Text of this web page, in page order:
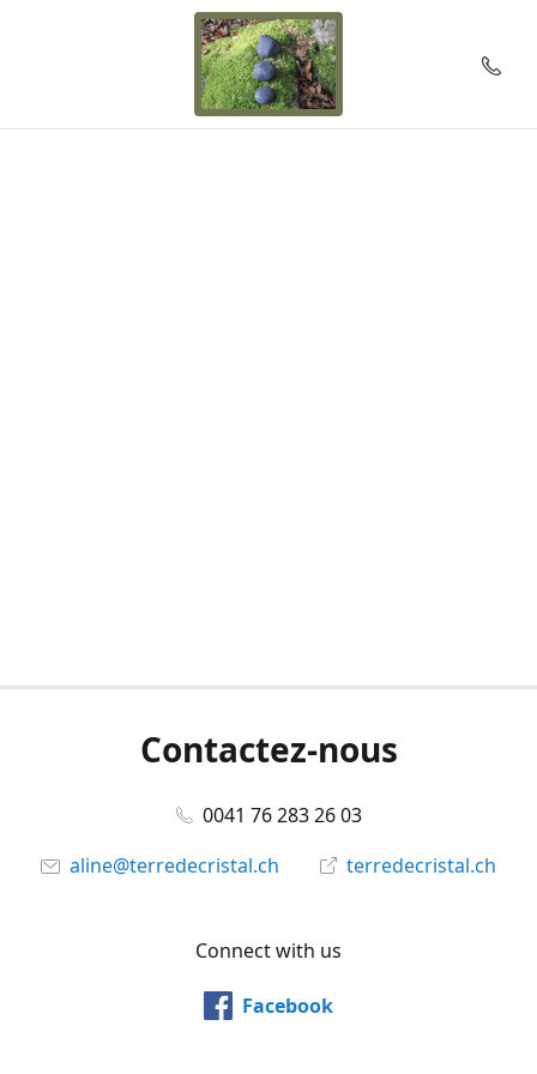
Contactez-nous
0041 76 283 26 03
aline@terredecristal.ch
terredecristal.ch
Connect with us
Facebook